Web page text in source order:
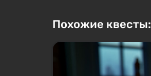
Похожие квесты: